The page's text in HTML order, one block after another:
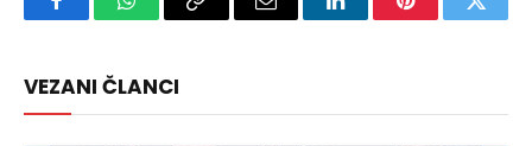
FacebookWhatsAppCopy
Email LinkedInPinterest
VEZANI ČLANCI